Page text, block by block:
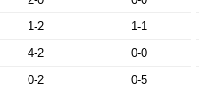
1-2
1-1
4-2
0-0
0-2 0-5